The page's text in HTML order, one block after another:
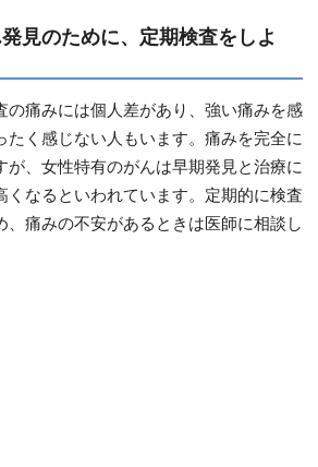
見のために、定期検査をしよ
の痛みには個人差があり、強い痛みを感
たく感じない人もいます。痛みを完全に
が、女性特有のがんは早期発見と治療に
くなるといわれています。定期的に検査
、痛みの不安があるときは医師に相談し